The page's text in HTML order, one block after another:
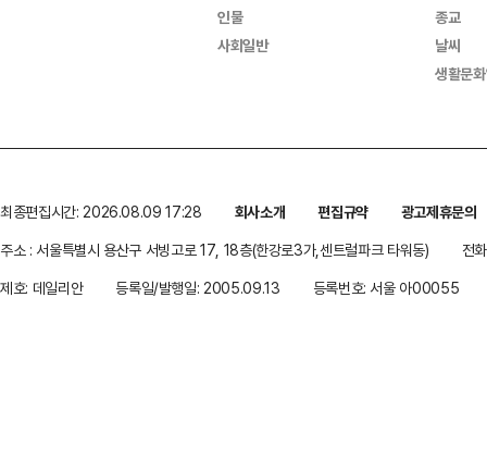
인물
사회일반
종교
날씨
생활문
최종편집시간: 2026.08.09 17:28 회사소개 편집규약
광고제휴문의
주소 : 서울특별시 용산구 서빙고로 17, 18층(한강로3가,센트럴파크 타워동)
전
제호: 데일리안
등록일/발행일: 2005.09.13 등록번호: 서울 아00055